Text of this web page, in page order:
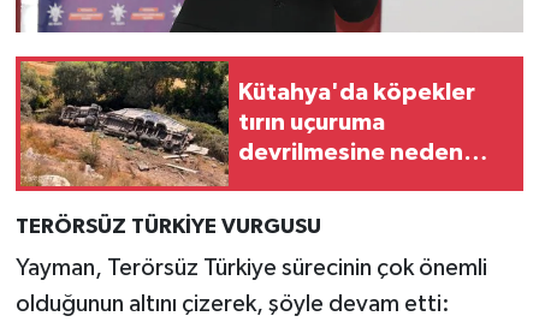
Kütahya'da köpekler
tırın uçuruma
devrilmesine neden
TERÖRSÜZ TÜRKİYE VURGUSU
Yayman, Terörsüz Türkiye sürecinin çok önemli
olduğunun altını çizerek, şöyle devam etti: